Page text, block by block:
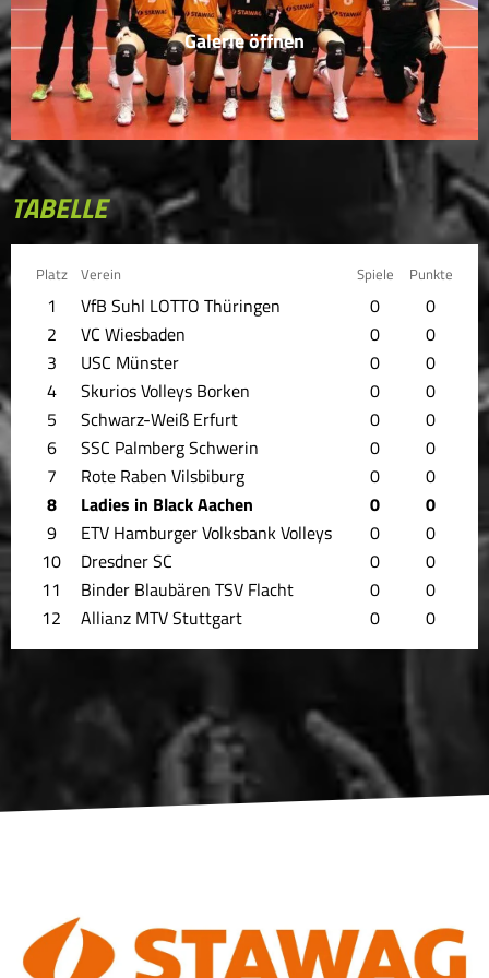
Galerie öffnen
TABELLE
Platz Verein Spiele Punkte
1 VfB Suhl LOTTO Thüringen 0
0
2
VC Wiesbaden 0
0
3
USC Münster 0
0
4
Skurios Volleys Borken 0
0
5
Schwarz-Weiß Erfurt 0
0
6
SSC Palmberg Schwerin 0
0
7
Rote Raben Vilsbiburg 0
0
8
Ladies in Black Aachen 0
0
9
ETV Hamburger Volksbank Volleys 0
0
10
Dresdner SC 0
0
11
Binder Blaubären TSV Flacht 0
0
12
Allianz MTV Stuttgart 0 0